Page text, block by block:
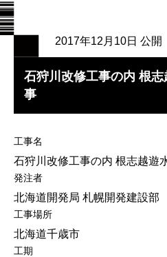
2017年12月10日 公開
石狩川改修工事の内 根
事
工事名
石狩川改修工事の内 根志越遊
発注者
北海道開発局 札幌開発建設部
工事場所
北海道千歳市
工期